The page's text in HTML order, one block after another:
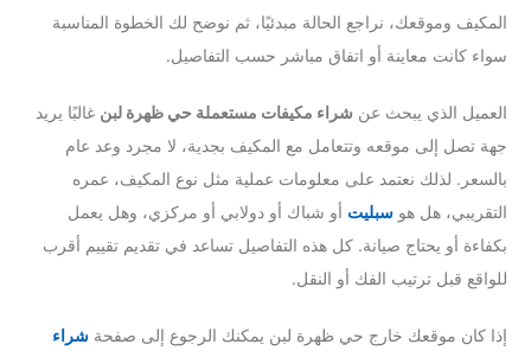
المكيف وموقعك، نراجع الحالة مبدئيًا، ثم نوضح لك الخطوة المناسبة
سواء كانت معاينة أو اتفاق مباشر حسب التفاصيل.
العميل الذي يبحث عن شراء مكيفات مستعملة حي ظهرة لبن غالبًا يريد
جهة تصل إلى موقعه وتتعامل مع المكيف بجدية، لا مجرد وعد عام
بالسعر. لذلك نعتمد على معلومات عملية مثل نوع المكيف، عمره
التقريبي، هل هو سبليت أو شباك أو دولابي أو مركزي، وهل يعمل
بكفاءة أو يحتاج صيانة. كل هذه التفاصيل تساعد في تقديم تقييم أقرب
للواقع قبل ترتيب الفك أو النقل.
إذا كان موقعك خارج حي ظهرة لبن يمكنك الرجوع إلى صفحة شراء